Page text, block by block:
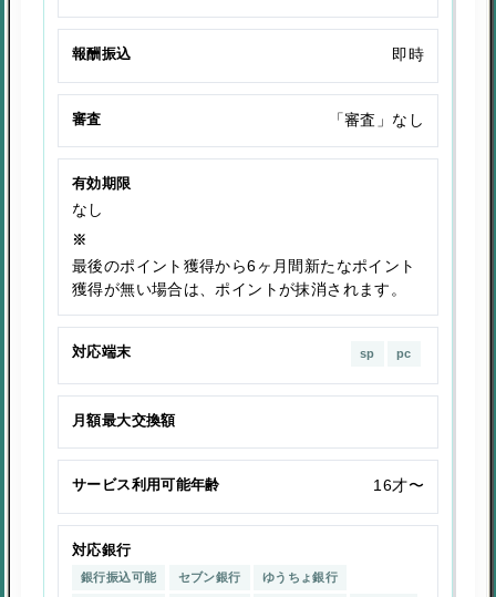
報酬振込 即時
審査 「審査」なし
有効期限
なし
※
最後のポイント獲得から6ヶ月間新たなポイント
獲得が無い場合は、ポイントが抹消されます。
対応端末 sp pc
月額最大交換額
サービス利用可能年齢 16才〜
対応銀行
銀行振込可能 セブン銀行 ゆうちょ銀行